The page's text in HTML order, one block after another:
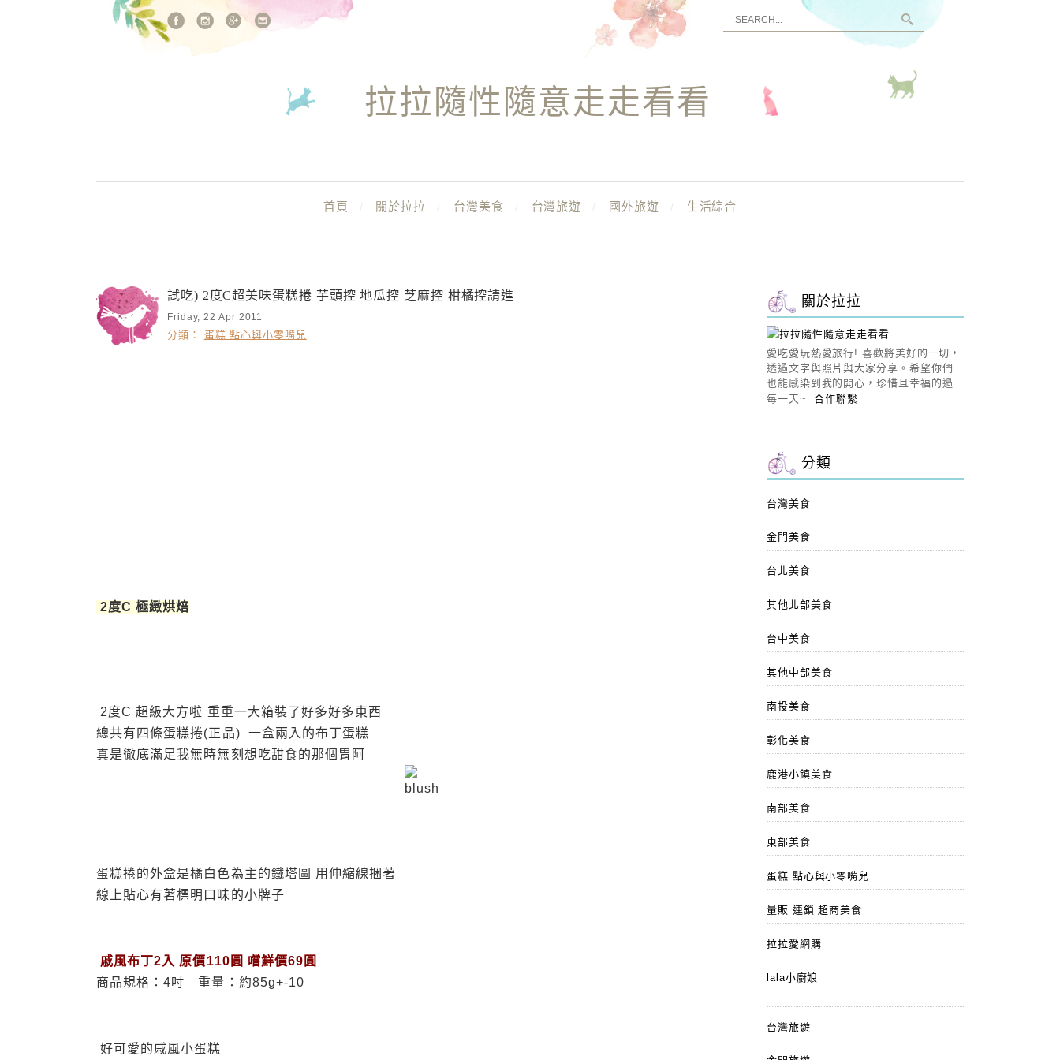
站內搜尋
拉拉隨性隨意走走看看
首頁 關於拉拉 台灣美食 台灣旅遊 國外旅遊 生活綜合
試吃) 2度C超美味蛋糕捲 芋頭控 地瓜控 芝麻控 柑橘控請進
Friday, 22 Apr 2011
分類： 蛋糕 點心與小零嘴兒
2度C 極緻烘焙
2度C 超級大方啦 重重一大箱裝了好多好多東西
總共有四條蛋糕捲(正品) 一盒兩入的布丁蛋糕
真是徹底滿足我無時無刻想吃甜食的那個胃阿
蛋糕捲的外盒是橘白色為主的鐵塔圖 用伸縮線捆著
線上貼心有著標明口味的小牌子
戚風布丁2入 原價110圓 嚐鮮價69圓
商品規格：4吋 重量：約85g+-10
好可愛的戚風小蛋糕
關於拉拉
愛吃愛玩熱愛旅行! 喜歡將美好的一切，
透過文字與照片與大家分享。希望你們
也能感染到我的開心，珍惜且幸福的過
每一天~合作聯繫
分類
台灣美食
金門美食
台北美食
其他北部美食
台中美食
其他中部美食
南投美食
彰化美食
鹿港小鎮美食
南部美食
東部美食
蛋糕 點心與小零嘴兒
量販 連鎖 超商美食
拉拉愛網購
lala小廚娘
台灣旅遊